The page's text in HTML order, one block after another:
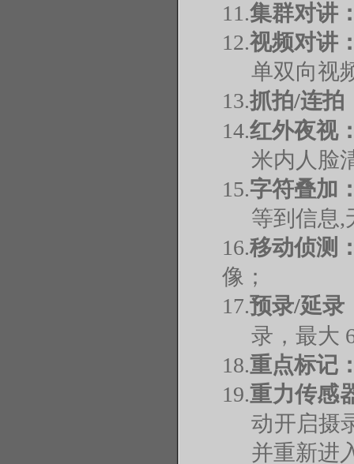
11.集群对讲
12.视频对讲
单双向视
13.抓拍/连拍
14.红外夜视
米内人脸
15.字符叠加
等到信息,
16.移动侦测
像；
17.预录/延录
录，最大
18.重点标记
19.重力传感
动开启摄
并重新进